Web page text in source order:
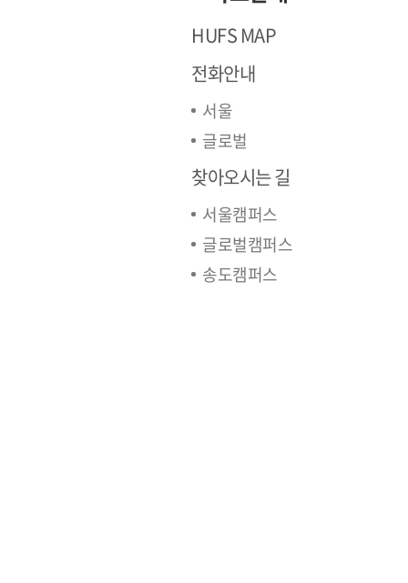
HUFS MAP
전화안내
서울
글로벌
찾아오시는 길
서울캠퍼스
글로벌캠퍼스
송도캠퍼스